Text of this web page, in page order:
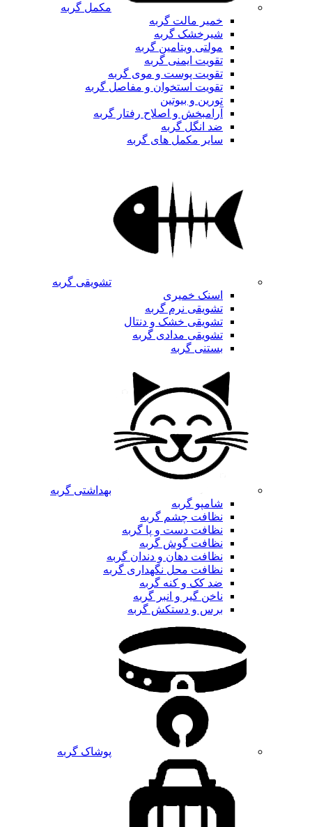
مکمل گربه
خمیر مالت گربه
شیرخشک گربه
مولتی ویتامین گربه
تقویت ایمنی گربه
تقویت پوست و موی گربه
تقویت استخوان و مفاصل گربه
تورین و بیوتین
آرامبخش و اصلاح رفتار گربه
ضد انگل گربه
سایر مکمل های گربه
تشویقی گربه
اسنک خمیری
تشویقی نرم گربه
تشویقی خشک و دنتال
تشویقی مدادی گربه
بستنی گربه
بهداشتی گربه
شامپو گربه
نظافت چشم گربه
نظافت دست و پا گربه
نظافت گوش گربه
نظافت دهان و دندان گربه
نظافت محل نگهداری گربه
ضد کک و کنه گربه
ناخن گیر و انبر گربه
برس و دستکش گربه
پوشاک گربه